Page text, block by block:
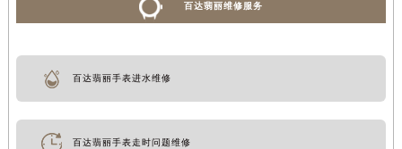
百达翡丽维修服务
百达翡丽手表进水维修
百达翡丽手表走时问题维修